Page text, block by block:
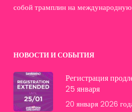
собой трамплин на
НОВОСТИ И СОБЫТИЯ
Регистрация
25 января
20 января 2026